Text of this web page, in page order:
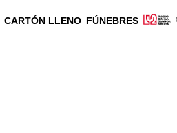
CARTÓN LLENO FÚNEBRES